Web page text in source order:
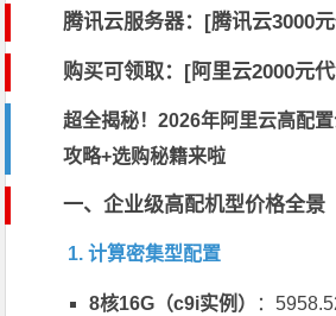
腾讯云服务器：[腾讯云3000
购买可领取：[阿里云2000元
超全揭秘！2026年阿里云高配
攻略+选购秘籍来啦
一、企业级高配机型价格全景
1. 计算密集型配置
8核16G（c9i实例）
：